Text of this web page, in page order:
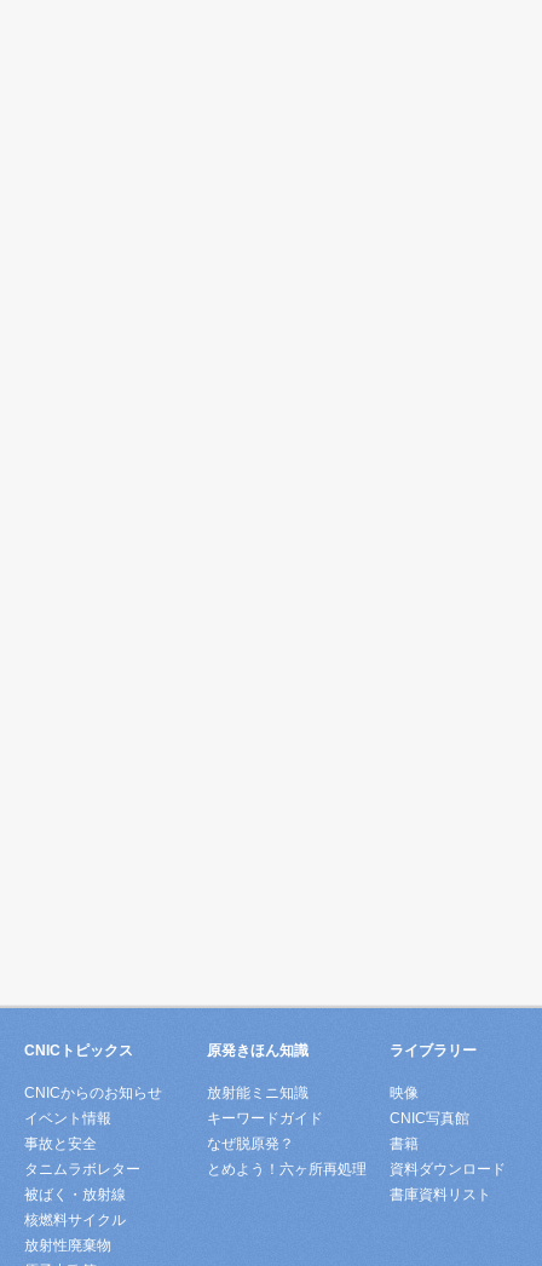
CNICトピックス
CNICからのお知らせ
イベント情報
事故と安全
タニムラボレター
被ばく・放射線
核燃料サイクル
放射性廃棄物
原発きほん知識
放射能ミニ知識
キーワードガイド
なぜ脱原発？
とめよう！六ヶ所再処理
ライブラリー
映像
CNIC写真館
書籍
資料ダウンロード
書庫資料リスト